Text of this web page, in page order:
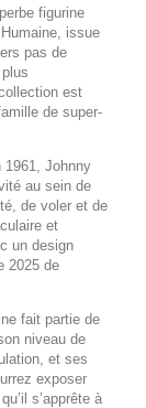
figurine
issue
pas de
est
de super-
1961, Johnny
au sein de
de voler et de
et
un design
2025 de
fait partie de
niveau de
et ses
exposer
s’apprête à